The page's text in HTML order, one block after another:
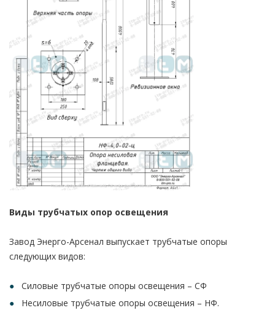
Виды трубчатых опор освещения
Завод Энерго-Арсенал выпускает трубчатые опоры
следующих видов:
Силовые трубчатые опоры освещения – СФ
Несиловые трубчатые опоры освещения – НФ.